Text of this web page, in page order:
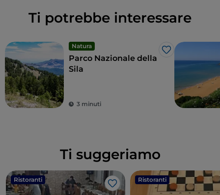
Ti potrebbe interessare
Natura
Like
Parco Nazionale della
Sila
3 minuti
Ti suggeriamo
Ristoranti
Like
Ristoranti